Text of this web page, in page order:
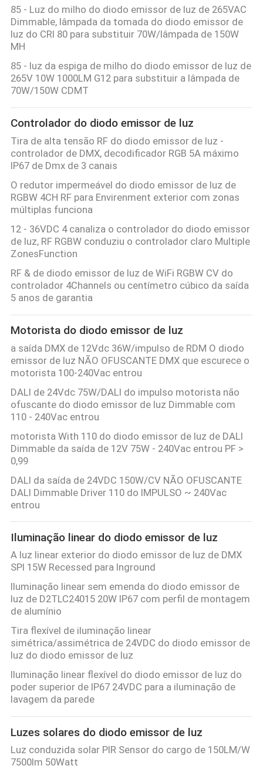
85 - Luz do milho do diodo emissor de luz de 265VAC
Dimmable, lâmpada da tomada do diodo emissor de
luz do CRI 80 para substituir 70W/lâmpada de 150W
MH
85 - luz da espiga de milho do diodo emissor de luz de
265V 10W 1000LM G12 para substituir a lâmpada de
70W/150W CDMT
Controlador do diodo emissor de luz
Tira de alta tensão RF do diodo emissor de luz -
controlador de DMX, decodificador RGB 5A máximo
IP67 de Dmx de 3 canais
O redutor impermeável do diodo emissor de luz de
RGBW 4CH RF para Envirenment exterior com zonas
múltiplas funciona
12 - 36VDC 4 canaliza o controlador do diodo emissor
de luz, RF RGBW conduziu o controlador claro Multiple
ZonesFunction
RF & de diodo emissor de luz de WiFi RGBW CV do
controlador 4Channels ou centímetro cúbico da saída
5 anos de garantia
Motorista do diodo emissor de luz
a saída DMX de 12Vdc 36W/impulso de RDM O diodo
emissor de luz NÃO OFUSCANTE DMX que escurece o
motorista 100-240Vac entrou
DALI de 24Vdc 75W/DALI do impulso motorista não
ofuscante do diodo emissor de luz Dimmable com
110 - 240Vac entrou
motorista With 110 do diodo emissor de luz de DALI
Dimmable da saída de 12V 75W - 240Vac entrou PF >
0,99
DALI da saída de 24VDC 150W/CV NÃO OFUSCANTE
DALI Dimmable Driver 110 do IMPULSO ~ 240Vac
entrou
Iluminação linear do diodo emissor de luz
A luz linear exterior do diodo emissor de luz de DMX
SPI 15W Recessed para Inground
Iluminação linear sem emenda do diodo emissor de
luz de D2TLC24015 20W IP67 com perfil de montagem
de alumínio
Tira flexível de iluminação linear
simétrica/assimétrica de 24VDC do diodo emissor de
luz do diodo emissor de luz
Iluminação linear flexível do diodo emissor de luz do
poder superior de IP67 24VDC para a iluminação de
lavagem da parede
Luzes solares do diodo emissor de luz
Luz conduzida solar PIR Sensor do cargo de 150LM/W
7500lm 50Watt